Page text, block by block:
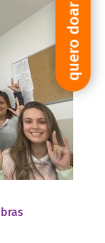
quero doar